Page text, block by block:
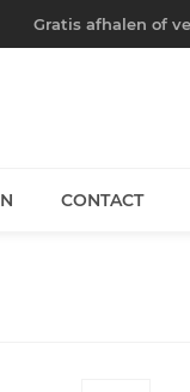
Gratis afhalen of
CONTACT